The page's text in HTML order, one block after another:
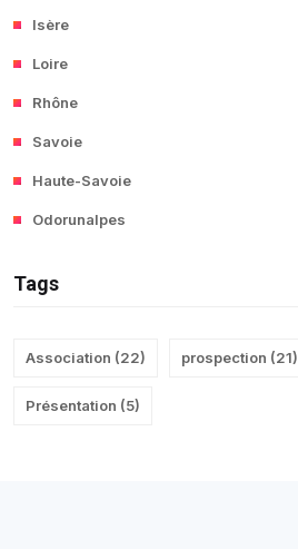
Isère
Loire
Rhône
Savoie
Haute-Savoie
Odorunalpes
Tags
Association (22) prospection (21)
Présentation (5)